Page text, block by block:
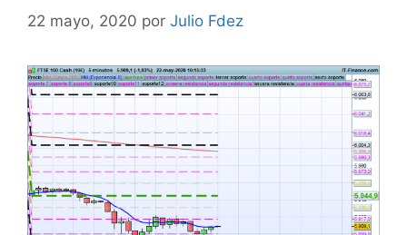
22 mayo, 2020 por Julio Fdez